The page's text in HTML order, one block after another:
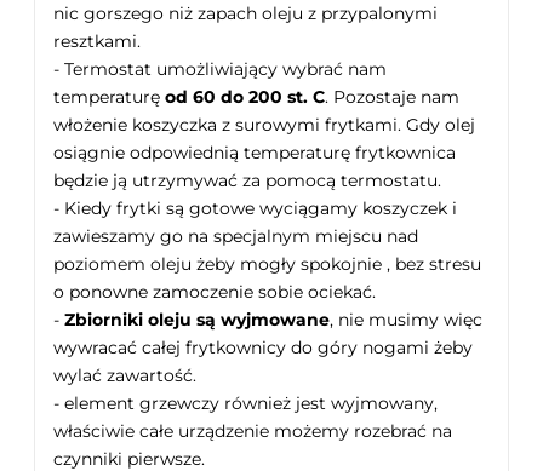
nic gorszego niż zapach oleju z przypalonymi
resztkami.
- Termostat umożliwiający wybrać nam
temperaturę od 60 do 200 st. C. Pozostaje nam
włożenie koszyczka z surowymi frytkami. Gdy olej
osiągnie odpowiednią temperaturę frytkownica
będzie ją utrzymywać za pomocą termostatu.
- Kiedy frytki są gotowe wyciągamy koszyczek i
zawieszamy go na specjalnym miejscu nad
poziomem oleju żeby mogły spokojnie , bez stresu
o ponowne zamoczenie sobie ociekać.
- Zbiorniki oleju są wyjmowane, nie musimy więc
wywracać całej frytkownicy do góry nogami żeby
wylać zawartość.
- element grzewczy również jest wyjmowany,
właściwie całe urządzenie możemy rozebrać na
czynniki pierwsze.